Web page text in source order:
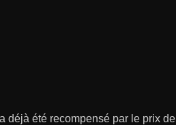
déjà été recompensé par le prix de